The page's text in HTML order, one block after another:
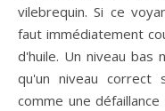
vilebrequin. Si ce
faut immédiatement
d'huile. Un niveau bas
qu'un niveau correct
comme une